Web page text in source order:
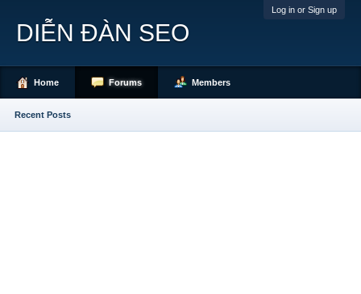
Log in or Sign up
DIỄN ĐÀN SEO
Home Forums
Recent Posts
Members